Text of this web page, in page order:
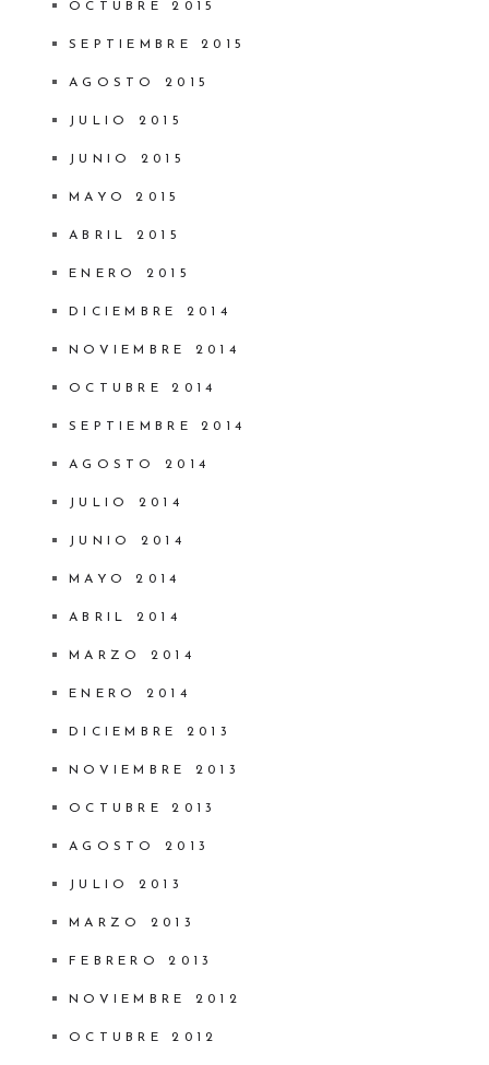
OCTUBRE 2015
SEPTIEMBRE 2015
AGOSTO 2015
JULIO 2015
JUNIO 2015
MAYO 2015
ABRIL 2015
ENERO 2015
DICIEMBRE 2014
NOVIEMBRE 2014
OCTUBRE 2014
SEPTIEMBRE 2014
AGOSTO 2014
JULIO 2014
JUNIO 2014
MAYO 2014
ABRIL 2014
MARZO 2014
ENERO 2014
DICIEMBRE 2013
NOVIEMBRE 2013
OCTUBRE 2013
AGOSTO 2013
JULIO 2013
MARZO 2013
FEBRERO 2013
NOVIEMBRE 2012
OCTUBRE 2012